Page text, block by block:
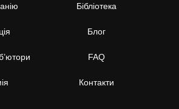
Бібліотека
Блог
FAQ
Контакти